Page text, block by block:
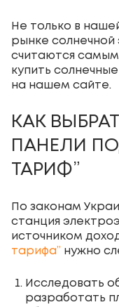
Не только в
рынке солнечной
считаются
купить
на нашем сайте.
КАК
ПАНЕЛИ
ТАРИФ”
По законам
станция
источником
тарифа” нужно
Исследовать
разработать